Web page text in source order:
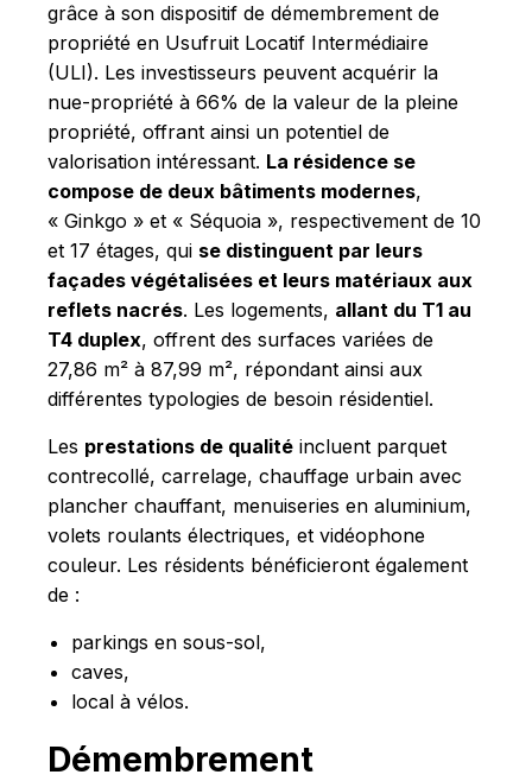
grâce à son dispositif de démembrement de
propriété en Usufruit Locatif Intermédiaire
(ULI). Les investisseurs peuvent acquérir la
nue-propriété à 66% de la valeur de la pleine
propriété, offrant ainsi un potentiel de
valorisation intéressant. La résidence se
compose de deux bâtiments modernes,
« Ginkgo » et « Séquoia », respectivement de 10
et 17 étages, qui se distinguent par leurs
façades végétalisées et leurs matériaux aux
reflets nacrés. Les logements, allant du T1 au
T4 duplex, offrent des surfaces variées de
27,86 m² à 87,99 m², répondant ainsi aux
différentes typologies de besoin résidentiel.
Les prestations de qualité incluent parquet
contrecollé, carrelage, chauffage urbain avec
plancher chauffant, menuiseries en aluminium,
volets roulants électriques, et vidéophone
couleur. Les résidents bénéficieront également
de :
parkings en sous-sol,
caves,
local à vélos.
Démembrement